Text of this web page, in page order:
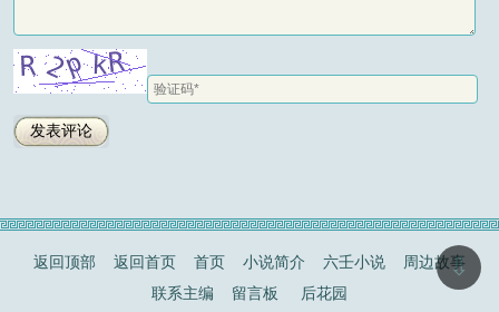
返回顶部 返回首页 首页 小说简介 六壬小说
周边故事
联系主编
留言板 后花园
⇩